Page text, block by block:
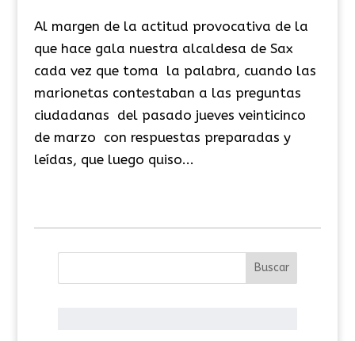
Al margen de la actitud provocativa de la
que hace gala nuestra alcaldesa de Sax
cada vez que toma la palabra, cuando las
marionetas contestaban a las preguntas
ciudadanas del pasado jueves veinticinco
de marzo con respuestas preparadas y
leídas, que luego quiso...